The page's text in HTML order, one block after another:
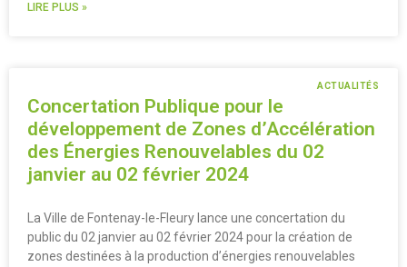
LIRE PLUS »
ACTUALITÉS
Concertation Publique pour le
développement de Zones d’Accélération
des Énergies Renouvelables du 02
janvier au 02 février 2024
La Ville de Fontenay-le-Fleury lance une concertation du
public du 02 janvier au 02 février 2024 pour la création de
zones destinées à la production d’énergies renouvelables